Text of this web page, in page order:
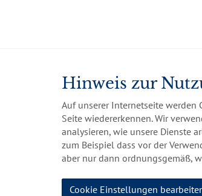
Hinweis zur
Auf unserer Internetseite werden
Seite wiedererkennen. Wir
analysieren, wie unsere Dienste
zum Beispiel dass vor der
aber nur dann ordnungsgemäß,
Cookie Einstellungen